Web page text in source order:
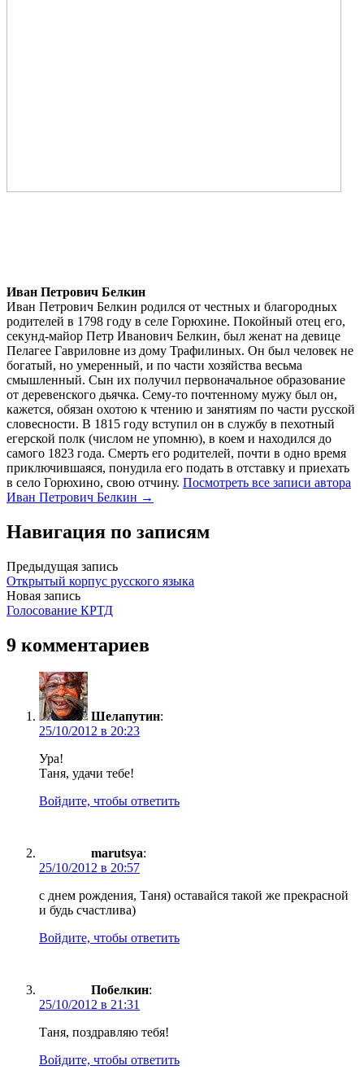
Иван Петрович Белкин
Иван Петрович Белкин родился от честных и благородных
родителей в 1798 году в селе Горюхине. Покойный отец его,
секунд-майор Петр Иванович Белкин, был женат на девице
Пелагее Гавриловне из дому Трафилиных. Он был человек не
богатый, но умеренный, и по части хозяйства весьма
смышленный. Сын их получил первоначальное образование
от деревенского дьячка. Сему-то почтенному мужу был он,
кажется, обязан охотою к чтению и занятиям по части русской
словесности. В 1815 году вступил он в службу в пехотный
егерской полк (числом не упомню), в коем и находился до
самого 1823 года. Смерть его родителей, почти в одно время
приключившаяся, понудила его подать в отставку и приехать
в село Горюхино, свою отчину. Посмотреть все записи автора
Иван Петрович Белкин →
Навигация по записям
Предыдущая запись
Открытый корпус русского языка
Новая запись
Голосование КРТД
9 комментариев
Шелапутин:
25/10/2012 в 20:23
Ура!
Таня, удачи тебе!
Войдите, чтобы ответить
marutsya:
25/10/2012 в 20:57
с днем рождения, Таня) оставайся такой же прекрасной
и будь счастлива)
Войдите, чтобы ответить
Побелкин:
25/10/2012 в 21:31
Таня, поздравляю тебя!
Войдите, чтобы ответить